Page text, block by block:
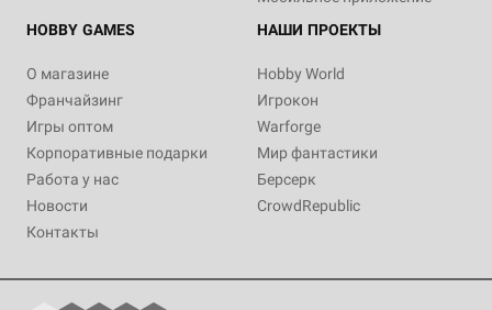
HOBBY GAMES
О магазине
Франчайзинг
Игры оптом
Корпоративные подарки
Работа у нас
Новости
Контакты
НАШИ ПРОЕКТЫ
Hobby World
Игрокон
Warforge
Мир фантастики
Берсерк
CrowdRepublic